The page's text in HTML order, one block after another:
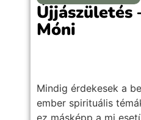
Újjászületés
Móni
Mindig érdekesek a
ember spirituális
ez másképp a mi